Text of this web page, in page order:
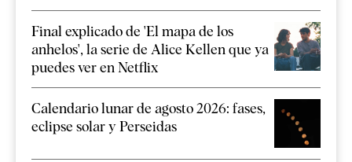
Final explicado de 'El mapa de los
anhelos', la serie de Alice Kellen que ya
puedes ver en Netflix
Calendario lunar de agosto 2026: fases,
eclipse solar y Perseidas